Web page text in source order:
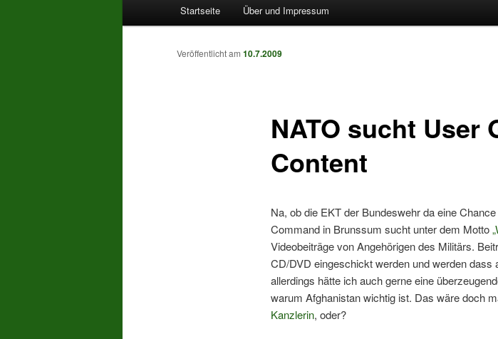
Startseite Über und Impressum
NATO sucht User
Content
Veröffentlicht am 10.7.2009
Na, ob die EKT der Bundeswehr da eine
Command in Brunssum sucht unter dem Motto
Videobeiträge von Angehörigen des Militärs.
CD/DVD eingeschickt werden und werden dass
allerdings hätte ich auch gerne eine
warum Afghanistan wichtig ist. Das wäre doch
Kanzlerin, oder?